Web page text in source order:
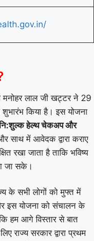
मनोहर लाल जी खट्टर ने 29
शुभारंभ किया है। इस योजना
हेल्थ चेकअप और
साथ में आवेदक द्वारा कराए
रखा जाता है ताकि भविष्य
जा सके।
के सभी लोगों को मुफ्त में
इस योजना को संचालन के
कि हम आगे विस्तार से बात
राज्य सरकार द्वारा प्रथम